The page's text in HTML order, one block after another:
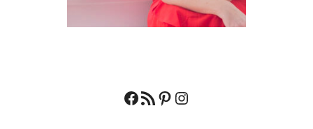
Facebook
RSS feedPinterest
Instagram